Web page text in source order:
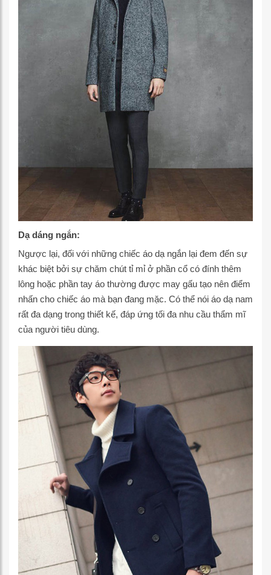
Dạ dáng ngắn:
Ngược lại, đối với những chiếc áo dạ ngắn lại đem đến sự
khác biệt bởi sự chăm chút tỉ mỉ ở phần cổ có đính thêm
lông hoặc phần tay áo thường được may gấu tạo nên điểm
nhấn cho chiếc áo mà bạn đang mặc. Có thể nói áo dạ nam
rất đa dạng trong thiết kế, đáp ứng tối đa nhu cầu thẩm mĩ
của người tiêu dùng.